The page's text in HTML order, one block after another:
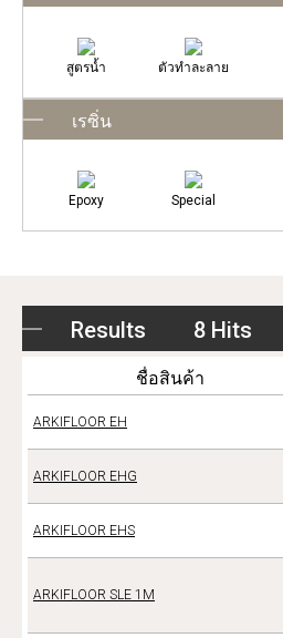
สูตรน้ำ ตัวทำละลาย
เรซิ่น
Epoxy Special
Results 8 Hits
ชื่อสินค้า
ARKIFLOOR EH
ARKIFLOOR EHG
ARKIFLOOR EHS
ARKIFLOOR SLE 1M